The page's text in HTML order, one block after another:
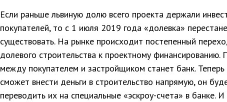
Если раньше львиную долю всего проекта держали
покупателей, то с 1 июля 2019 года «долевка»
существовать. На рынке происходит постепенный
долевого строительства к проектному финансированию.
между покупателем и застройщиком станет банк.
сможет внести деньги в строительство напрямую, он
переводить их на специальные «эскроу-счета» в банке.